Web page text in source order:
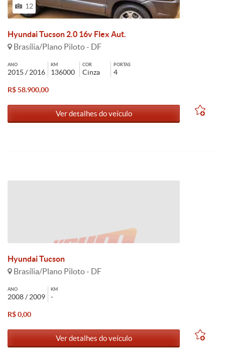
12
Hyundai Tucson 2.0 16v Flex Aut.
Brasília/Plano Piloto - DF
ANO
2015 / 2016
KM
136000
COR
Cinza
PORTAS
4
R$ 58.900,00
Ver detalhes do veículo
Hyundai Tucson
Brasília/Plano Piloto - DF
ANO
2008 / 2009
KM
-
R$ 0,00
Ver detalhes do veículo